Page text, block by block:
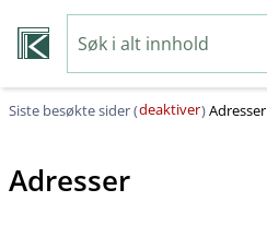
Siste besøkte sider (deaktiver)Adresser
Adresser